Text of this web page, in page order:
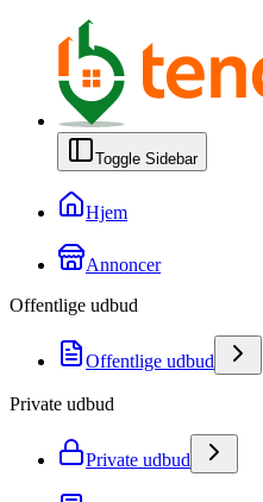
Toggle Sidebar
Hjem
Annoncer
Offentlige udbud
Offentlige udbud
Private udbud
Private udbud